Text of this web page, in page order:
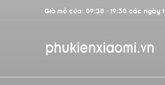
Giờ mở cửa: 09:30 - 19:30 các ngày